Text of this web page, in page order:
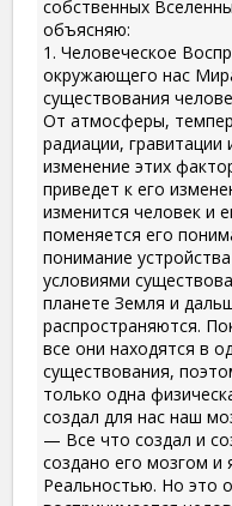
собственных
объясняю:
1. Человеческое
окружающего нас
существования
От атмосферы,
радиации,
изменение этих
приведет к его
изменится человек и
поменяется его
понимание
условиями
планете Земля и
распространяются.
все они находятся в
существования,
только одна
создал для нас наш
— Все что создал и
создано его мозгом и
Реальностью. Но это